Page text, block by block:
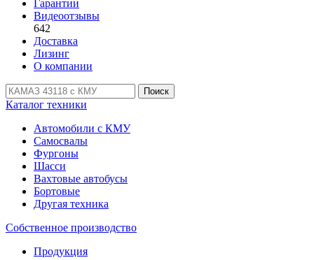
Гарантии
Видеоотзывы
642
Доставка
Лизинг
О компании
Поиск
Каталог техники
Автомобили с КМУ
Самосвалы
Фургоны
Шасси
Вахтовые автобусы
Бортовые
Другая техника
Собственное производство
Продукция